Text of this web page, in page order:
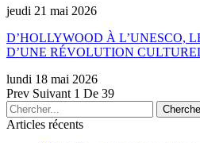
jeudi 21 mai 2026
D’HOLLYWOOD À L’UNESCO,
D’UNE RÉVOLUTION
lundi 18 mai 2026
Prev Suivant 1 De 39
Articles récents